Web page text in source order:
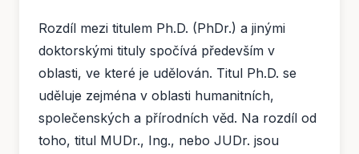
Rozdíl mezi titulem Ph.D. (PhDr.) a jinými
doktorskými tituly spočívá především v
oblasti, ve které je udělován. Titul Ph.D. se
uděluje zejména v oblasti humanitních,
společenských a přírodních věd. Na rozdíl od
toho, titul MUDr., Ing., nebo JUDr. jsou